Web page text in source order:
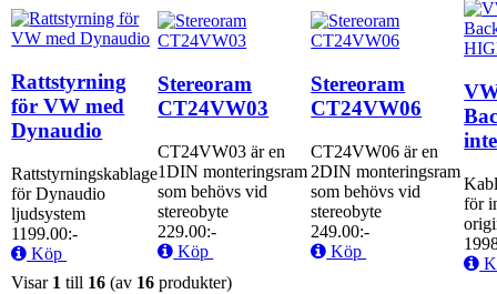
Rattstyrning
för VW med
Dynaudio
Rattstyrningskablage
för Dynaudio
ljudsystem
1199.00:-
Köp
Stereoram
CT24VW03
CT24VW03 är en
1DIN monteringsram
som behövs vid
stereobyte
229.00:-
Köp
Stereoram
CT24VW06
CT24VW06 är en
2DIN monteringsram
som behövs vid
stereobyte
249.00:-
Köp
för
Visar 1 till 16 (av 16 produkter)